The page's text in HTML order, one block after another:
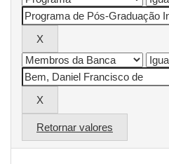
Retornar valores